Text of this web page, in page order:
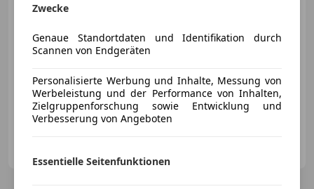
07/2016 140 700 km Diesel 110 kW (150 PS)
Zwecke
Genaue Standortdaten und Identifikation durch
Scannen von Endgeräten
Personalisierte Werbung und Inhalte, Messung von
Werbeleistung und der Performance von Inhalten,
Zielgruppenforschung sowie Entwicklung und
Verbesserung von Angeboten
Essentielle Seitenfunktionen